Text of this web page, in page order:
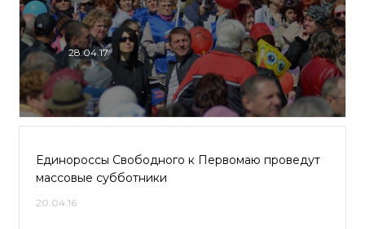
28.04.17
Единороссы Свободного к Первомаю проведут
массовые субботники
20.04.16